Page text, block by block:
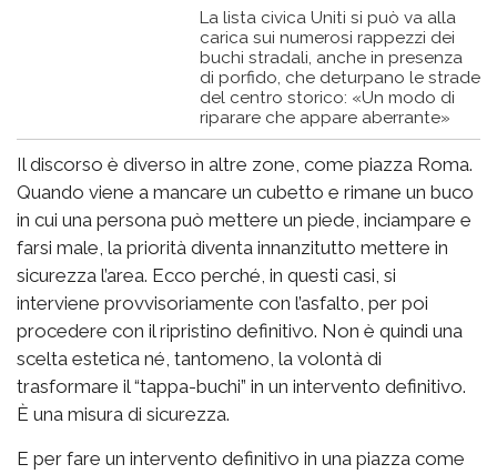
La lista civica Uniti si può va alla
carica sui numerosi rappezzi dei
buchi stradali, anche in presenza
di porfido, che deturpano le strade
del centro storico: «Un modo di
riparare che appare aberrante»
Il discorso è diverso in altre zone, come piazza Roma.
Quando viene a mancare un cubetto e rimane un buco
in cui una persona può mettere un piede, inciampare e
farsi male, la priorità diventa innanzitutto mettere in
sicurezza l’area. Ecco perché, in questi casi, si
interviene provvisoriamente con l’asfalto, per poi
procedere con il ripristino definitivo. Non è quindi una
scelta estetica né, tantomeno, la volontà di
trasformare il “tappa-buchi” in un intervento definitivo.
È una misura di sicurezza.
E per fare un intervento definitivo in una piazza come